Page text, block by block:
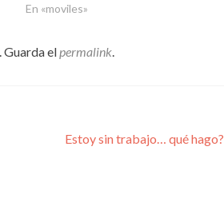
En «moviles»
. Guarda el permalink
Estoy sin trabajo… qué hago?